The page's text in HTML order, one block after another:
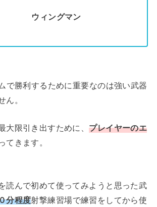
ウィングマン
で勝利するために重要なのは強い武器
ん。
大限引き出すために、プレイヤーのエ
てきます。
読んで初めて使ってみようと思った武
分程度射撃練習場で練習をしてから使